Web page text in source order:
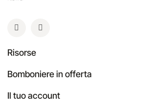
Risorse
Bomboniere in offerta
Il tuo account